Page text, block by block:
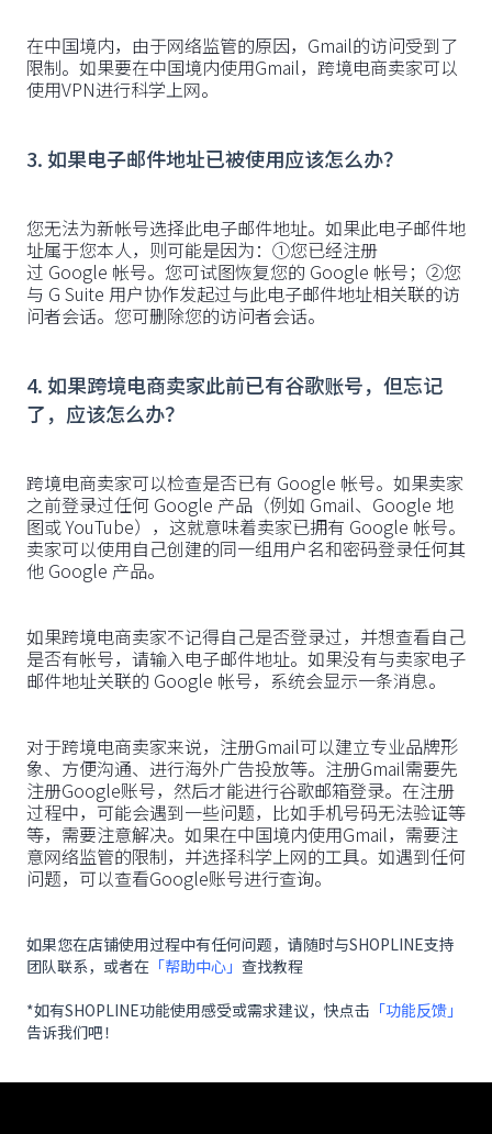
‍在中国境内，由于网络监管的原因，Gmail的访问受到了
限制。如果要在中国境内使用Gmail，跨境电商卖家可以
使用VPN进行科学上网。
3. 如果电子邮件地址已被使用应该怎么办？
‍您无法为新帐号选择此电子邮件地址。如果此电子邮件地
址属于您本人，则可能是因为：①您已经注册
过 Google 帐号。您可试图恢复您的 Google 帐号；②您
与 G Suite 用户协作发起过与此电子邮件地址相关联的访
问者会话。您可删除您的访问者会话。
4. 如果跨境电商卖家此前已有谷歌账号，但忘记
了，应该怎么办？
跨境电商卖家可以检查是否已有 Google 帐号。如果卖家
之前登录过任何 Google 产品（例如 Gmail、Google 地
图或 YouTube），这就意味着卖家已拥有 Google 帐号。
卖家可以使用自己创建的同一组用户名和密码登录任何其
他 Google 产品。
‍如果跨境电商卖家不记得自己是否登录过，并想查看自己
是否有帐号，请输入电子邮件地址。如果没有与卖家电子
邮件地址关联的 Google 帐号，系统会显示一条消息。
‍对于跨境电商卖家来说，注册Gmail可以建立专业品牌形
象、方便沟通、进行海外广告投放等。注册Gmail需要先
注册Google账号，然后才能进行谷歌邮箱登录。在注册
过程中，可能会遇到一些问题，比如手机号码无法验证等
等，需要注意解决。如果在中国境内使用Gmail，需要注
意网络监管的限制，并选择科学上网的工具。如遇到任何
问题，可以查看Google账号进行查询。
如果您在店铺使用过程中有任何问题，请随时与SHOPLINE支持
团队联系，或者在 「帮助中心」 查找教程
*如有SHOPLINE功能使用感受或需求建议，快点击 「功能反馈」
告诉我们吧！